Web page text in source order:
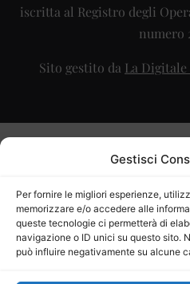
Gestisci
Per fornire le migliori esperienze,
memorizzare e/o accedere alle
queste tecnologie ci permetterà di
navigazione o ID unici su questo sito.
può influire negativamente su alcune
iscritta al Registro degli
numero
Sito gestito da La Digitale